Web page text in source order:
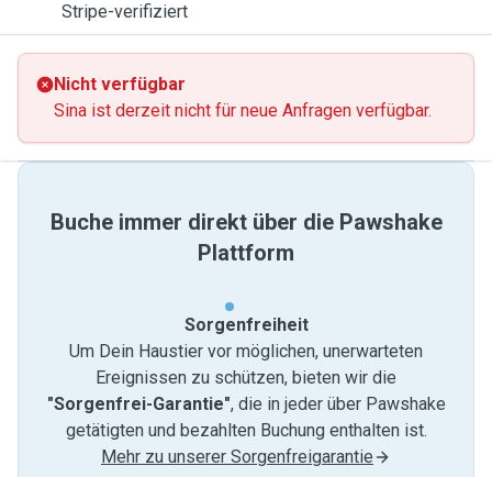
Stripe-verifiziert
Nicht verfügbar
Sina ist derzeit nicht für neue Anfragen verfügbar.
Buche immer direkt über die Pawshake
Plattform
Sorgenfreiheit
Um Dein Haustier vor möglichen, unerwarteten
Ereignissen zu schützen, bieten wir die
"Sorgenfrei-Garantie", die in jeder über Pawshake
getätigten und bezahlten Buchung enthalten ist.
Mehr zu unserer Sorgenfreigarantie